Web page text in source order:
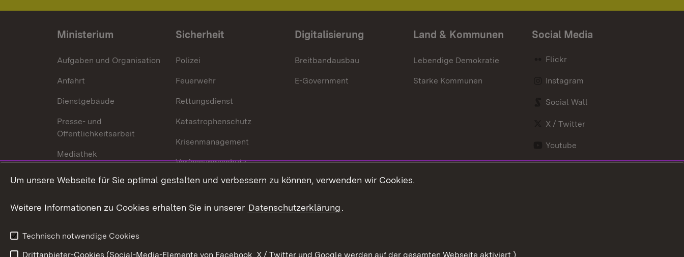
Ministerium
Aufgaben und Organisation
Anfahrt
Dienstgebäude
Presse- und
Öffentlichkeitsarbeit
Mediathek
Publikationen
Sicherheit
Polizei
Feuerwehr
Rettungsdienst
Katastrophenschutz
Krisenmanagement
Verfassungsschutz
Datenschutz
Glücksspielrecht
Digitalisierung
Breitbandausbau
E-Government
Land & Kommunen
Lebendige Demokratie
Starke Kommunen
Social Media
Flickr
Instagram
Social Wall
X / Twitter
Youtube
Um unsere Webseite für Sie optimal gestalten und verbessern zu können, verwenden wir Cookies.
Weitere Informationen zu Cookies erhalten Sie in unserer Datenschutzerklärung.
Technisch notwendige Cookies
Drittanbieter-Cookies (Social-Media-Elemente von Facebook, X / Twitter und Google werden auf der gesamten Webseite aktiviert.)